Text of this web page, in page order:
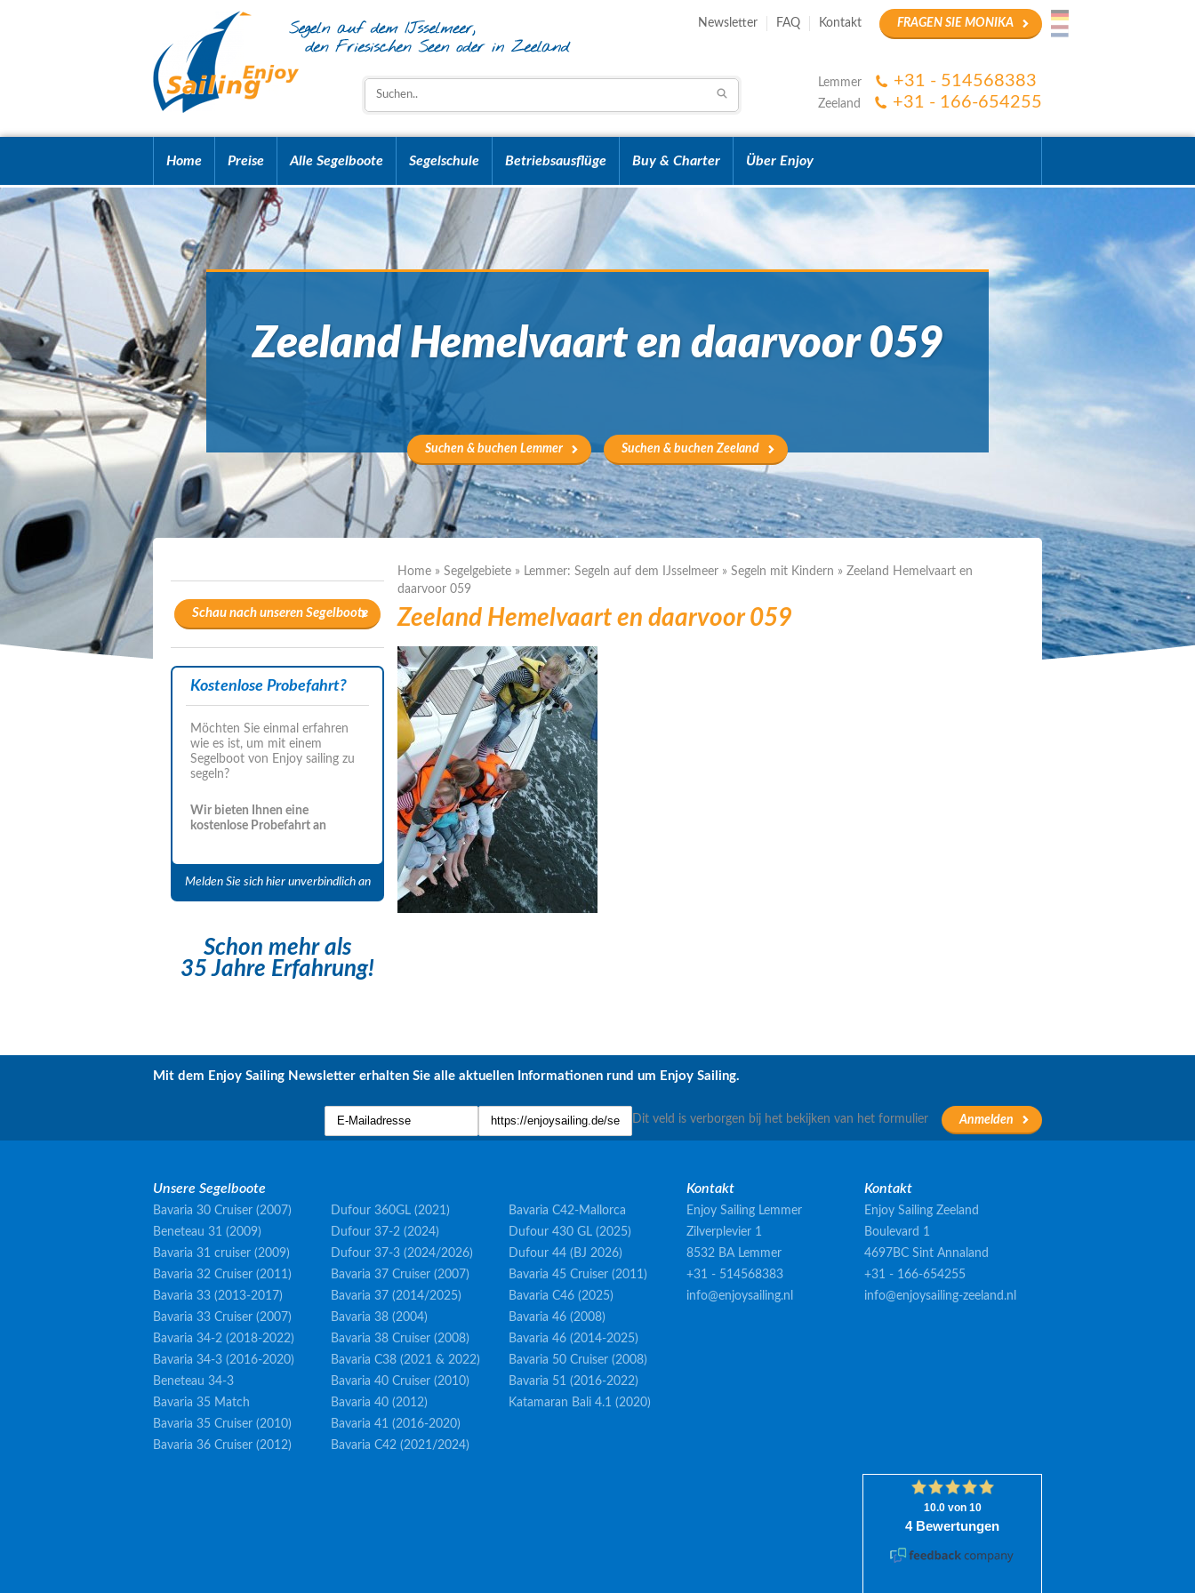
FRAGEN SIE MONIKA
Newsletter FAQ Kontakt
Lemmer +31 - 514568383
Zeeland +31 - 166-654255
Home Preise Alle Segelboote Segelschule Betriebsausflüge Buy & Charter Über Enjoy
Zeeland Hemelvaart en daarvoor 059
Suchen & buchen Lemmer Suchen & buchen Zeeland
Home » Segelgebiete » Lemmer: Segeln auf dem IJsselmeer » Segeln mit Kindern » Zeeland Hemelvaart en
daarvoor 059
Zeeland Hemelvaart en daarvoor 059
Schau nach unseren Segelboote
Kostenlose Probefahrt?
Möchten Sie einmal erfahren
wie es ist, um mit einem
Segelboot von Enjoy sailing zu
segeln?
Wir bieten Ihnen eine
kostenlose Probefahrt an
Melden Sie sich hier unverbindlich an
Schon mehr als
35 Jahre Erfahrung!
Mit dem Enjoy Sailing Newsletter erhalten Sie alle aktuellen Informationen rund um Enjoy Sailing.
Dit veld is verborgen bij het bekijken van het formulier
Unsere Segelboote
Bavaria 30 Cruiser (2007)
Beneteau 31 (2009)
Bavaria 31 cruiser (2009)
Bavaria 32 Cruiser (2011)
Bavaria 33 (2013-2017)
Bavaria 33 Cruiser (2007)
Bavaria 34-2 (2018-2022)
Bavaria 34-3 (2016-2020)
Beneteau 34-3
Bavaria 35 Match
Bavaria 35 Cruiser (2010)
Bavaria 36 Cruiser (2012)
Dufour 360GL (2021)
Dufour 37-2 (2024)
Dufour 37-3 (2024/2026)
Bavaria 37 Cruiser (2007)
Bavaria 37 (2014/2025)
Bavaria 38 (2004)
Bavaria 38 Cruiser (2008)
Bavaria C38 (2021 & 2022)
Bavaria 40 Cruiser (2010)
Bavaria 40 (2012)
Bavaria 41 (2016-2020)
Bavaria C42 (2021/2024)
Bavaria C42-Mallorca
Dufour 430 GL (2025)
Dufour 44 (BJ 2026)
Bavaria 45 Cruiser (2011)
Bavaria C46 (2025)
Bavaria 46 (2008)
Bavaria 46 (2014-2025)
Bavaria 50 Cruiser (2008)
Bavaria 51 (2016-2022)
Katamaran Bali 4.1 (2020)
Kontakt
Enjoy Sailing Lemmer
Zilverplevier 1
8532 BA Lemmer
+31 - 514568383
info@enjoysailing.nl
Kontakt
Enjoy Sailing Zeeland
Boulevard 1
4697BC Sint Annaland
+31 - 166-654255
info@enjoysailing-zeeland.nl